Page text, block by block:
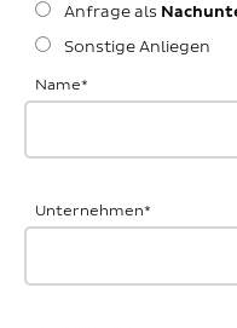
Anfrage als
Sonstige Anliegen
Name*
Unternehmen*